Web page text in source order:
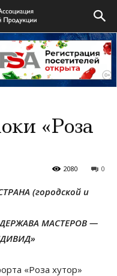
«Роза
0
2080
(городской и
МАСТЕРОВ —
«Роза хутор»